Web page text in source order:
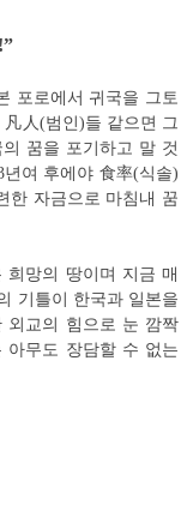
포로에서 귀국을 그토
凡人(범인)들 같으면 그
꿈을 포기하고 말 것
년여 후에야 食率(식솔)
한 자금으로 마침내 꿈
희망의 땅이며 지금 매
기틀이 한국과 일본을
외교의 힘으로 눈 깜짝
아무도 장담할 수 없는